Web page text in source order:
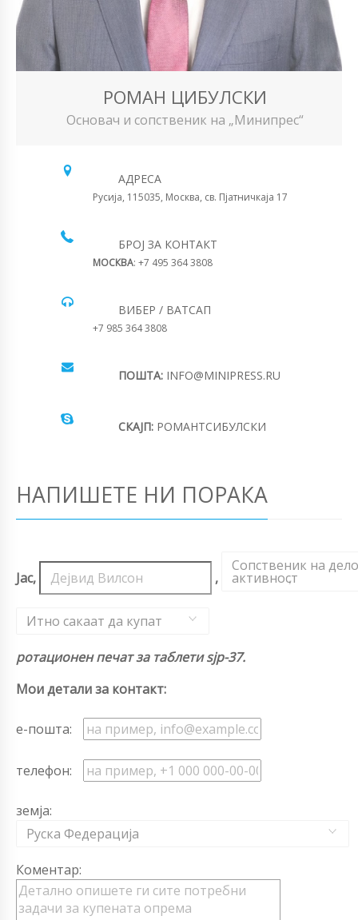
РОМАН ЦИБУЛСКИ
Основач и сопственик на „Минипрес“
АДРЕСА
Русија, 115035, Москва, св. Пјатничкаја 17
БРОЈ ЗА КОНТАКТ
МОСКВА: +7 495 364 3808
ВИБЕР / ВАТСАП
+7 985 364 3808
ПОШТА: INFO@MINIPRESS.RU
СКАЈП: РОМАНТСИБУЛСКИ
НАПИШЕТЕ НИ ПОРАКА
Јас, ,
Сопственик на
активност
,
Итно сакаат да купат
ротационен печат за таблети sjp-37.
Мои детали за контакт:
е-пошта:
телефон:
земја:
Руска Федерација
Коментар: